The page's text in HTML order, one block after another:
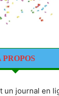
PROPOS
un journal en